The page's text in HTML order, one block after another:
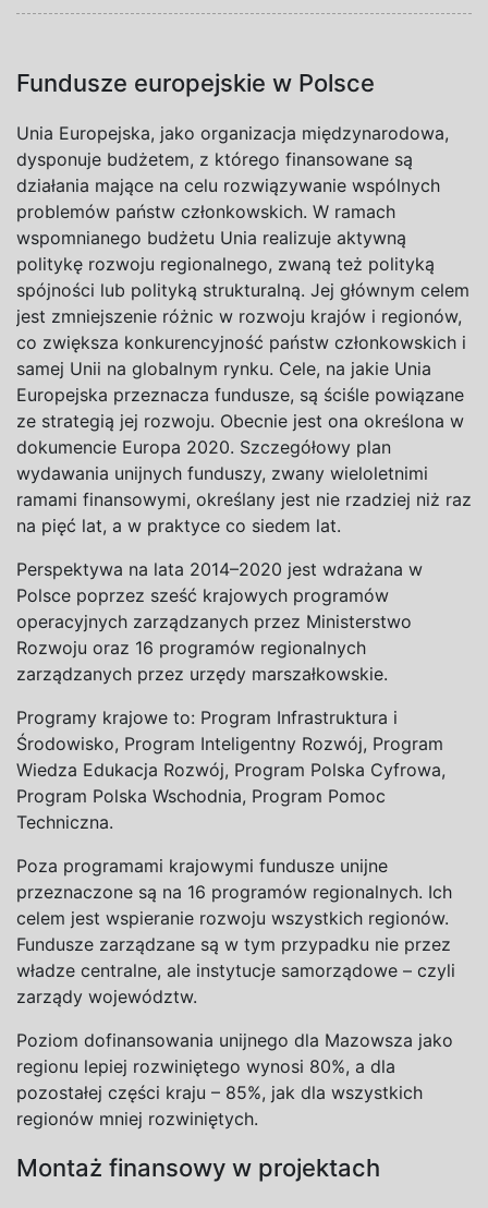
Fundusze europejskie w Polsce
Unia Europejska, jako organizacja międzynarodowa,
dysponuje budżetem, z którego finansowane są
działania mające na celu rozwiązywanie wspólnych
problemów państw członkowskich. W ramach
wspomnianego budżetu Unia realizuje aktywną
politykę rozwoju regionalnego, zwaną też polityką
spójności lub polityką strukturalną. Jej głównym celem
jest zmniejszenie różnic w rozwoju krajów i regionów,
co zwiększa konkurencyjność państw członkowskich i
samej Unii na globalnym rynku. Cele, na jakie Unia
Europejska przeznacza fundusze, są ściśle powiązane
ze strategią jej rozwoju. Obecnie jest ona określona w
dokumencie Europa 2020. Szczegółowy plan
wydawania unijnych funduszy, zwany wieloletnimi
ramami finansowymi, określany jest nie rzadziej niż raz
na pięć lat, a w praktyce co siedem lat.
Perspektywa na lata 2014–2020 jest wdrażana w
Polsce poprzez sześć krajowych programów
operacyjnych zarządzanych przez Ministerstwo
Rozwoju oraz 16 programów regionalnych
zarządzanych przez urzędy marszałkowskie.
Programy krajowe to: Program Infrastruktura i
Środowisko, Program Inteligentny Rozwój, Program
Wiedza Edukacja Rozwój, Program Polska Cyfrowa,
Program Polska Wschodnia, Program Pomoc
Techniczna.
Poza programami krajowymi fundusze unijne
przeznaczone są na 16 programów regionalnych. Ich
celem jest wspieranie rozwoju wszystkich regionów.
Fundusze zarządzane są w tym przypadku nie przez
władze centralne, ale instytucje samorządowe – czyli
zarządy województw.
Poziom dofinansowania unijnego dla Mazowsza jako
regionu lepiej rozwiniętego wynosi 80%, a dla
pozostałej części kraju – 85%, jak dla wszystkich
regionów mniej rozwiniętych.
Montaż finansowy w projektach